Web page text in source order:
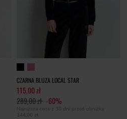
CZARNA BLUZA LOCAL STAR
115,00 zł
289,00 zł -60%
Najniższa cena z 30 dni przed obniżką
144,00 zł